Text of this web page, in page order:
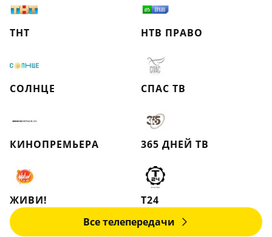
ТНТ НТВ ПРАВО
СОЛНЦЕ СПАС ТВ
КИНОПРЕМЬЕРА 365 ДНЕЙ ТВ
ЖИВИ!
Т24
Все телепередачи